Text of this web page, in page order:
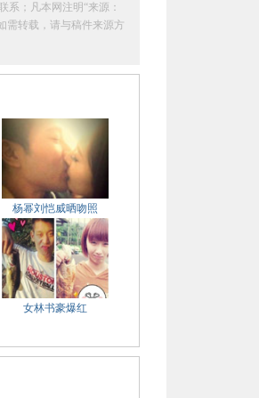
系；凡本网注明“来源：
需转载，请与稿件来源方
杨幂刘恺威晒吻照
女林书豪爆红